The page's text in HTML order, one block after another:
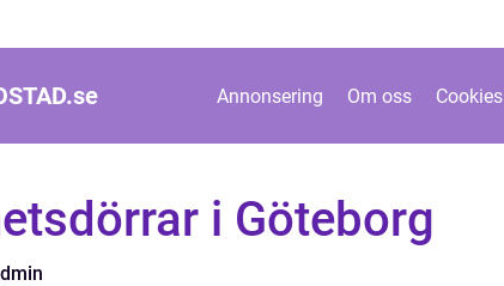
se Annonsering Om oss Cookies
i Göteborg